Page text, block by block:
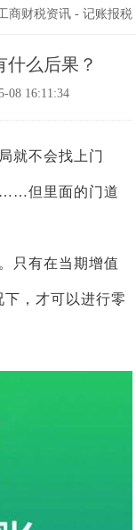
商财税资讯- 记账报税
么后果？
08 16:11:34
就不会找上门
……但里面的门道
只有在当期增值
下，才可以进行零